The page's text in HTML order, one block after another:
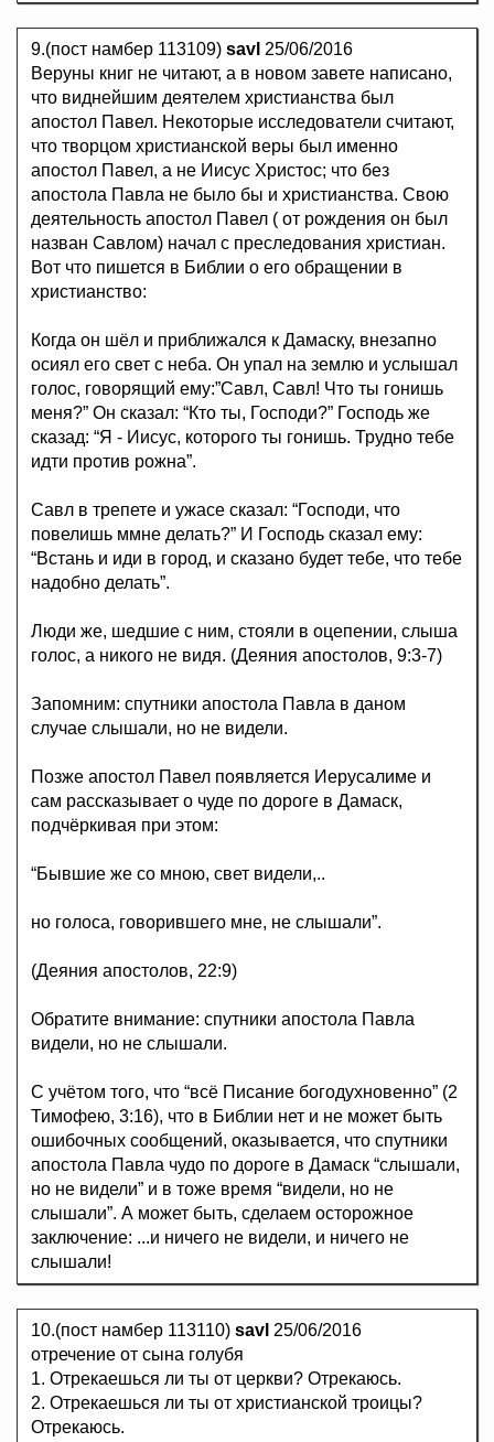
9.(пост намбер 113109) savl 25/06/2016
Веруны книг не читают, а в новом завете написано,
что виднейшим деятелем христианства был
апостол Павел. Некоторые исследователи считают,
что творцом христианской веры был именно
апостол Павел, а не Иисус Христос; что без
апостола Павла не было бы и христианства. Свою
деятельность апостол Павел ( от рождения он был
назван Савлом) начал с преследования христиан.
Вот что пишется в Библии о его обращении в
христианство:
Когда он шёл и приближался к Дамаску, внезапно
осиял его свет с неба. Он упал на землю и услышал
голос, говорящий ему:”Савл, Савл! Что ты гонишь
меня?” Он сказал: “Кто ты, Господи?” Господь же
сказад: “Я - Иисус, которого ты гонишь. Трудно тебе
идти против рожна”.
Савл в трепете и ужасе сказал: “Господи, что
повелишь ммне делать?” И Господь сказал ему:
“Встань и иди в город, и сказано будет тебе, что тебе
надобно делать”.
Люди же, шедшие с ним, стояли в оцепении, слыша
голос, а никого не видя. (Деяния апостолов, 9:3-7)
Запомним: спутники апостола Павла в даном
случае слышали, но не видели.
Позже апостол Павел появляется Иерусалиме и
сам рассказывает о чуде по дороге в Дамаск,
подчёркивая при этом:
“Бывшие же со мною, свет видели,..
но голоса, говорившего мне, не слышали”.
(Деяния апостолов, 22:9)
Обратите внимание: спутники апостола Павла
видели, но не слышали.
С учётом того, что “всё Писание богодухновенно” (2
Тимофею, 3:16), что в Библии нет и не может быть
ошибочных сообщений, оказывается, что спутники
апостола Павла чудо по дороге в Дамаск “слышали,
но не видели” и в тоже время “видели, но не
слышали”. А может быть, сделаем осторожное
заключение: ...и ничего не видели, и ничего не
слышали!
10.(пост намбер 113110) savl 25/06/2016
отречение от сына голубя
1. Отрекаешься ли ты от церкви? Отрекаюсь.
2. Отрекаешься ли ты от христианской троицы?
Отрекаюсь.